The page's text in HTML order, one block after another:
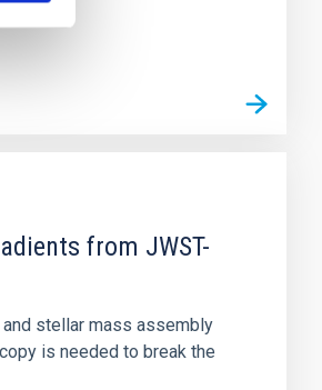
from JWST-
stellar mass assembly
is needed to break the